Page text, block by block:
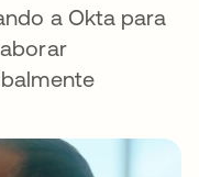
a Okta para